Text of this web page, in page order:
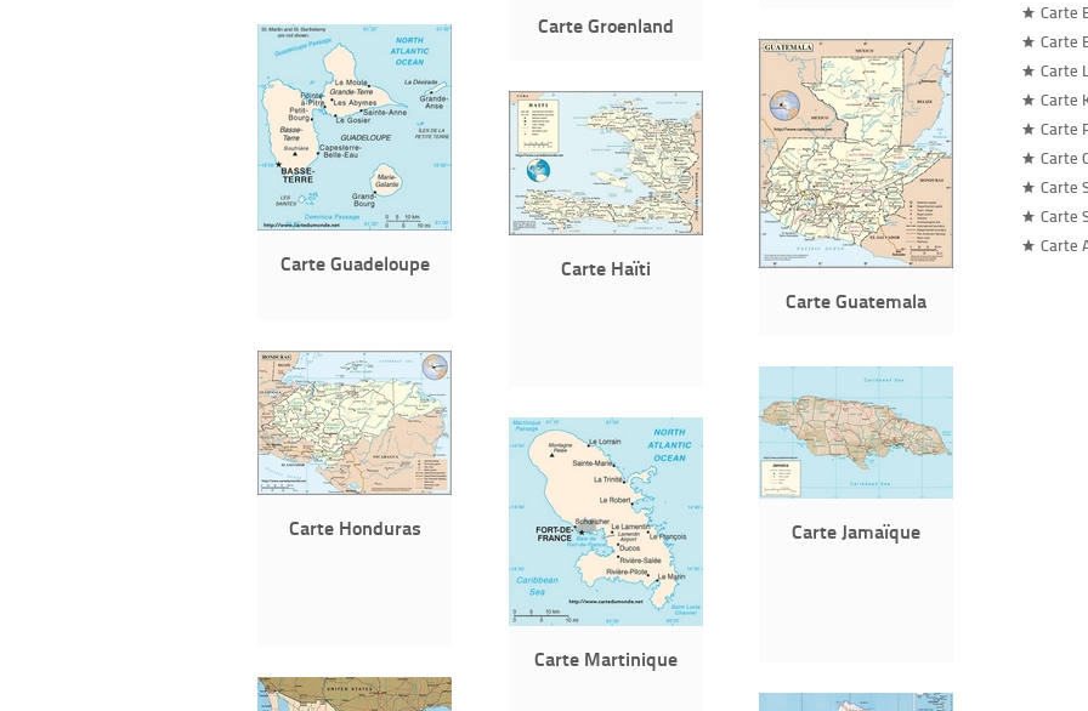
Carte Groenland
Carte Guadeloupe
Carte Guatemala
Carte Haïti
Carte Honduras Carte Jamaïque
Carte Martinique
Carte
Carte
Carte
Carte
Carte
Carte
Carte
Carte
Carte